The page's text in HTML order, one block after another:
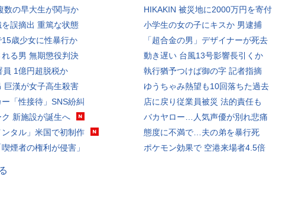
数の早大生が関与か
誤摘出 重篤な状態
歳少女に性暴行か
る男 無期懲役判決
員 1億円超脱税か
巨漢が女子高生殺害
「性接待」SNS紛糾
新施設が誕生へ
ンタル」米国で初制作
煙者の権利が侵害」
HIKAKIN 被災地に2000万円を寄付
小学生の女の子にキスか 男逮捕
「超合金の男」デザイナーが死去
動き遅い 台風13号影響長引くか
執行猶予つけば御の字 記者指摘
ゆうちゃみ熱望も10回落ちた過去
店に戻り従業員被災 法的責任も
バカヤロー…人気声優が別れ悲痛
態度に不満で…夫の弟を暴行死
ポケモン効果で 空港来場者4.5倍